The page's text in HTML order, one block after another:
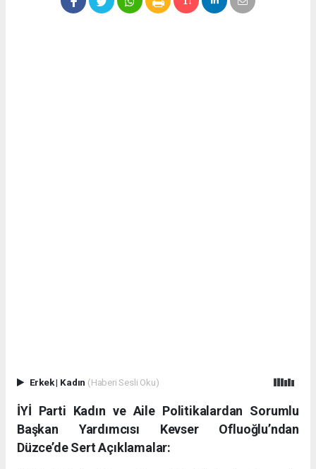
Erkek| Kadın (Haberi Sesli Oku)
İYİ Parti Kadın ve Aile Politikalardan Sorumlu
Başkan Yardımcısı Kevser Ofluoğlu’ndan
Düzce’de Sert Açıklamalar: